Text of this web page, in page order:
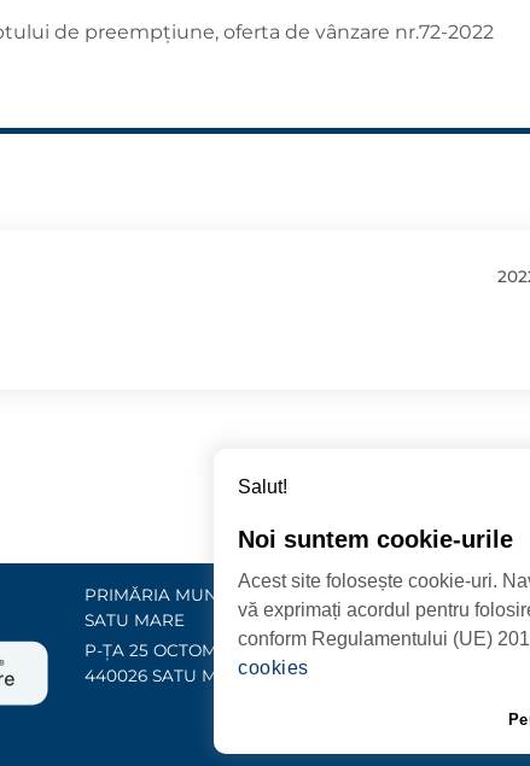
de preempțiune, oferta de vânzare nr.72-2022
PRIMĂRIA MUNICIPIULUI
SATU MARE
P-ȚA 25 OCTOMBRIE, NR. 1 CORP M,
440026 SATU MARE
Salut!
Noi suntem cookie-urile
Acest site folosește cookie-uri.
vă exprimați acordul pentru
conform Regulamentului (UE)
cookies